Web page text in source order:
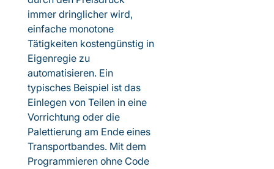
immer dringlicher wird,
einfache monotone
Tätigkeiten kostengünstig in
Eigenregie zu
automatisieren. Ein
typisches Beispiel ist das
Einlegen von Teilen in eine
Vorrichtung oder die
Palettierung am Ende eines
Transportbandes. Mit dem
Programmieren ohne Code